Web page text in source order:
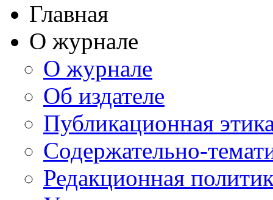
Главная
О журнале
О журнале
Об издателе
Публикационная
Содержательно-
Редакционная